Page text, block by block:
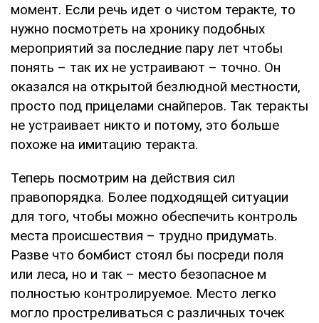
момент. Если речь идет о чистом теракте, то
нужно посмотреть на хронику подобных
мероприятий за последние пару лет чтобы
понять – так их не устраивают – точно. Он
оказался на открытой безлюдной местности,
просто под прицелами снайперов. Так теракты
не устраивает никто и потому, это больше
похоже на имитацию теракта.
Теперь посмотрим на действия сил
правопорядка. Более подходящей ситуации
для того, чтобы можно обеспечить контроль
места происшествия – трудно придумать.
Разве что бомбист стоял бы посреди поля
или леса, но и так – место безопасное м
полностью контролируемое. Место легко
могло простреливаться с различных точек